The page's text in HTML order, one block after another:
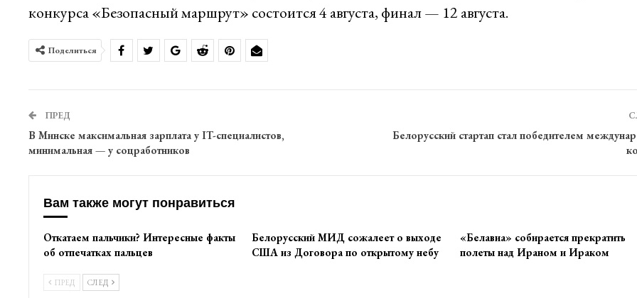
конкурса «Безопасный маршрут» состоится 4 августа, финал — 12 августа.
Поделиться
ПРЕД
В Минске максимальная зарплата у IT-специалистов,
минимальная — у соцработников
Белорусский стартап стал победителем
Вам также могут понравиться
Откатаем пальчики? Интересные факты
об отпечатках пальцев
Белорусский МИД сожалеет о выходе
США из Договора по открытому небу
«Белавиа» собирается прекратить
полеты над Ираном и Ираком
ПРЕД СЛЕД